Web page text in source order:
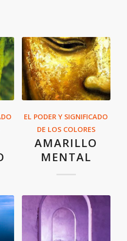
EL PODER Y SIGNIFICADO
DE LOS COLORES
AMARILLO
MENTAL